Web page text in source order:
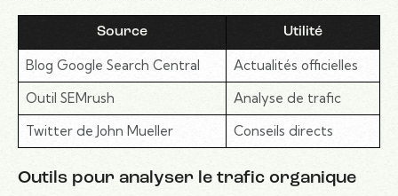
Source Utilité
Blog Google Search Central
Actualités officielles
Outil SEMrush
Analyse de trafic
Twitter de John Mueller
Conseils directs
Outils pour analyser le trafic organique